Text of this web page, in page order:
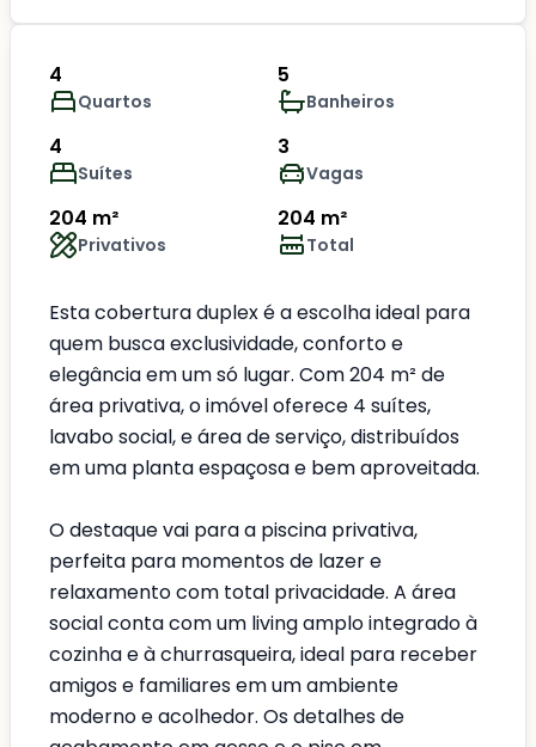
4
Quartos
5
Banheiros
4
Suítes
3
Vagas
204 m²
Privativos
204 m²
Total
Esta cobertura duplex é a escolha ideal para
quem busca exclusividade, conforto e
elegância em um só lugar. Com 204 m² de
área privativa, o imóvel oferece 4 suítes,
lavabo social, e área de serviço, distribuídos
em uma planta espaçosa e bem aproveitada.
O destaque vai para a piscina privativa,
perfeita para momentos de lazer e
relaxamento com total privacidade. A área
social conta com um living amplo integrado à
cozinha e à churrasqueira, ideal para receber
amigos e familiares em um ambiente
moderno e acolhedor. Os detalhes de